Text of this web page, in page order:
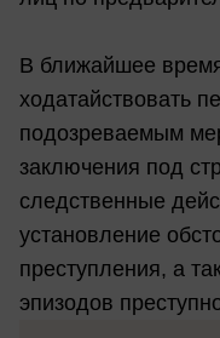
В ближайшее
ходатайствовать
подозреваемым
заключения под
следственные
установление
преступления, а
эпизодов